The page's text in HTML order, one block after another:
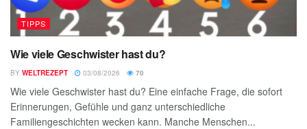
TIPPS
Wie viele Geschwister hast du?
BY WELTREZEPT 03/08/2026 70
Wie viele Geschwister hast du? Eine einfache Frage, die sofort
Erinnerungen, Gefühle und ganz unterschiedliche
Familiengeschichten wecken kann. Manche Menschen...